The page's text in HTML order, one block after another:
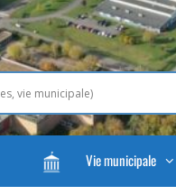
Vie municipale